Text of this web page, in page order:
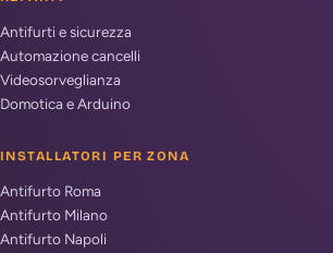
Antifurti e sicurezza
Automazione cancelli
Videosorveglianza
Domotica e Arduino
INSTALLATORI PER ZONA
Antifurto Roma
Antifurto Milano
Antifurto Napoli